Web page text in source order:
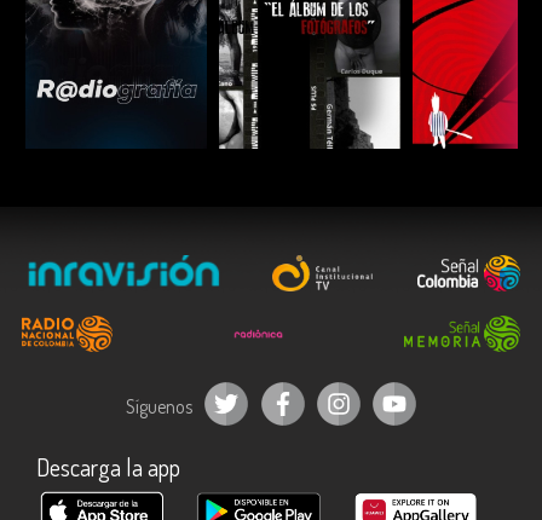
ESCUCHAR
Síguenos
Descarga la app